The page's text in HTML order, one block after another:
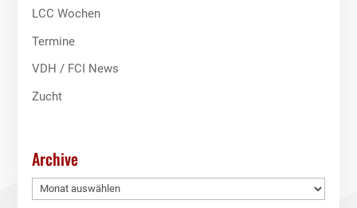
LCC Wochen
Termine
VDH / FCI News
Zucht
Archive
Archive